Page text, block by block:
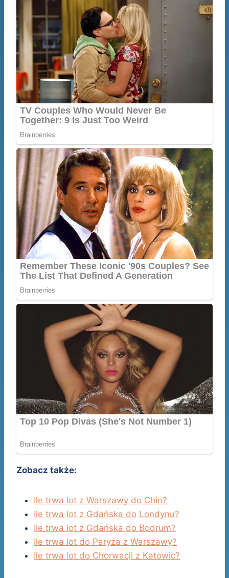
Zobacz także:
Ile trwa lot z Warszawy do Chin?
Ile trwa lot z Gdańska do Londynu?
Ile trwa lot z Gdańska do Bodrum?
Ile trwa lot do Paryża z Warszawy?
Ile trwa lot do Chorwacji z Katowic?